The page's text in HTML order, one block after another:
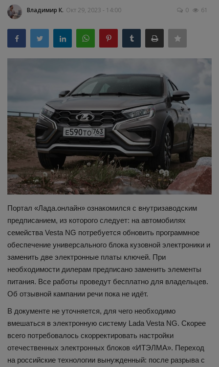
Здоровье
Наука и открытия
Владимир К. Окт 29, 2023 - 14:00 0 61
Портал «Лада.онлайн» ознакомился с внутризаводским
предписанием, из которого следует: на автомобилях
семейства Vesta NG потребуется обновить программное
обеспечение универсального блока кузовной электроники и
заменить две электронные платы ключей. При
необходимости дилерам предписано заменить элементы
питания. Все работы проведут бесплатно для владельцев.
Об отзывной кампании речи пока не идёт.
В документе не уточняется, для чего необходимо
вмешаться в электронную систему Lada Vesta NG. Скорее
всего потребовалось скорректировать настройки
отечественных электронных блоков «ИТЭЛМА». Переход
на российские технологии вынужденный: после разрыва с